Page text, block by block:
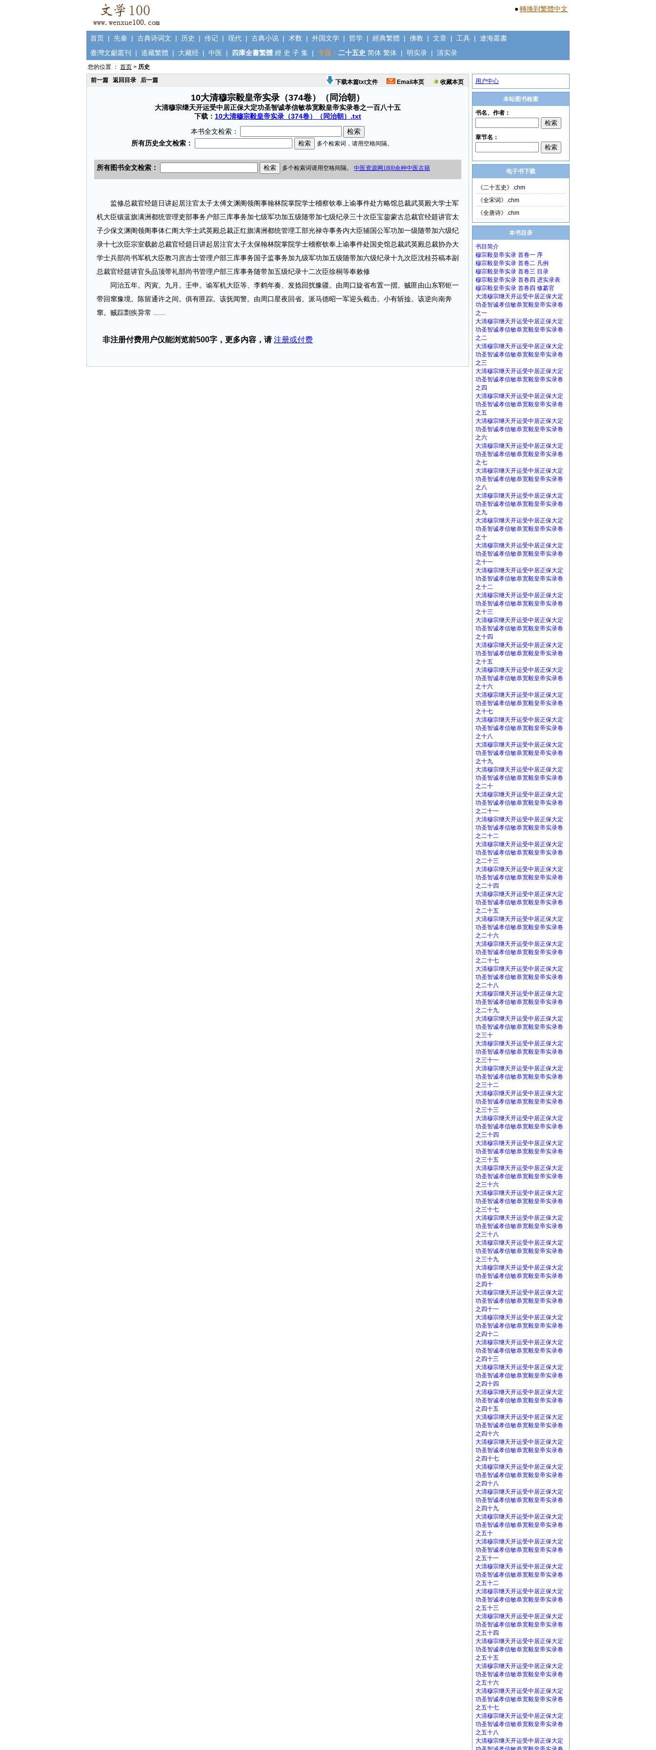
●轉換到繁體中文
首页 | 先秦 | 古典诗词文 | 历史 | 传记 | 现代 | 古典小说 | 术数 | 外国文学 | 哲学 | 經典繁體 | 佛教 | 文章 | 工具 | 遼海叢書
臺灣文獻叢刊
| 道藏繁體 | 大藏经 | 中医 | 四庫全書繁體 經 史 子 集 | 专题： 二十五史 简体 繁体 | 明实录 | 清实录
您的位置 ： 首页 > 历史
前一篇
返回目录 后一篇 下载本篇txt文件 Email本页 收藏本页
10大清穆宗毅皇帝实录（374卷）（同治朝）
大清穆宗继天开运受中居正保大定功圣智诚孝信敏恭宽毅皇帝实录卷之一百八十五
下载： 10大清穆宗毅皇帝实录（374卷）（同治朝）.txt
本书全文检索：
监修总裁官经筵日讲起居注官太子太傅文渊阁领阁事翰林院掌院学士稽察钦奉上谕事件处方略馆总裁武英殿大学士军
机大臣镶蓝旗满洲都统管理吏部事务户部三库事务加七级军功加五级随带加七级纪录三十次臣宝鋆蒙古总裁官经筵讲官太
子少保文渊阁领阁事体仁阁大学士武英殿总裁正红旗满洲都统管理工部光禄寺事务内大臣辅国公军功加一级随带加六级纪
录十七次臣宗室载龄总裁官经筵日讲起居注官太子太保翰林院掌院学士稽察钦奉上谕事件处国史馆总裁武英殿总裁协办大
学士兵部尚书军机大臣教习庶吉士管理户部三库事务国子监事务加九级军功加五级随带加六级纪录十九次臣沈桂芬稿本副
总裁官经筵讲官头品顶带礼部尚书管理户部三库事务随带加五级纪录十二次臣徐桐等奉敕修
同治五年。丙寅。九月。壬申。谕军机大臣等、李鹤年奏、发捻回扰豫疆。由周口旋省布置一摺。贼匪由山东郓钜一
带回窜豫境。陈留通许之间。俱有匪踪。该抚闻警。由周口星夜回省。派马德昭一军迎头截击。小有斩捦。该逆向南奔
窜。贼踪剽疾异常 ......
非注册付费用户仅能浏览前500字，更多内容，请 注册或付费
用户中心
本站图书检索
电子书下载
《二十五史》.chm
《全宋词》.chm
《全唐诗》.chm
本书目录
书目简介
穆宗毅皇帝实录 首卷一 序
穆宗毅皇帝实录 首卷二 凡例
穆宗毅皇帝实录 首卷三 目录
穆宗毅皇帝实录 首卷四 进实录表
穆宗毅皇帝实录 首卷四 修纂官
大清穆宗继天开运受中居正保大定
功圣智诚孝信敏恭宽毅皇帝实录卷
之一
大清穆宗继天开运受中居正保大定
功圣智诚孝信敏恭宽毅皇帝实录卷
之二
大清穆宗继天开运受中居正保大定
功圣智诚孝信敏恭宽毅皇帝实录卷
之三
大清穆宗继天开运受中居正保大定
功圣智诚孝信敏恭宽毅皇帝实录卷
之四
大清穆宗继天开运受中居正保大定
功圣智诚孝信敏恭宽毅皇帝实录卷
之五
大清穆宗继天开运受中居正保大定
功圣智诚孝信敏恭宽毅皇帝实录卷
之六
大清穆宗继天开运受中居正保大定
功圣智诚孝信敏恭宽毅皇帝实录卷
之七
大清穆宗继天开运受中居正保大定
功圣智诚孝信敏恭宽毅皇帝实录卷
之八
大清穆宗继天开运受中居正保大定
功圣智诚孝信敏恭宽毅皇帝实录卷
之九
大清穆宗继天开运受中居正保大定
功圣智诚孝信敏恭宽毅皇帝实录卷
之十
大清穆宗继天开运受中居正保大定
功圣智诚孝信敏恭宽毅皇帝实录卷
之十一
大清穆宗继天开运受中居正保大定
功圣智诚孝信敏恭宽毅皇帝实录卷
之十二
大清穆宗继天开运受中居正保大定
功圣智诚孝信敏恭宽毅皇帝实录卷
之十三
大清穆宗继天开运受中居正保大定
功圣智诚孝信敏恭宽毅皇帝实录卷
之十四
大清穆宗继天开运受中居正保大定
功圣智诚孝信敏恭宽毅皇帝实录卷
之十五
大清穆宗继天开运受中居正保大定
功圣智诚孝信敏恭宽毅皇帝实录卷
之十六
大清穆宗继天开运受中居正保大定
功圣智诚孝信敏恭宽毅皇帝实录卷
之十七
大清穆宗继天开运受中居正保大定
功圣智诚孝信敏恭宽毅皇帝实录卷
之十八
大清穆宗继天开运受中居正保大定
功圣智诚孝信敏恭宽毅皇帝实录卷
之十九
大清穆宗继天开运受中居正保大定
功圣智诚孝信敏恭宽毅皇帝实录卷
之二十
大清穆宗继天开运受中居正保大定
功圣智诚孝信敏恭宽毅皇帝实录卷
之二十一
大清穆宗继天开运受中居正保大定
功圣智诚孝信敏恭宽毅皇帝实录卷
之二十二
大清穆宗继天开运受中居正保大定
功圣智诚孝信敏恭宽毅皇帝实录卷
之二十三
大清穆宗继天开运受中居正保大定
功圣智诚孝信敏恭宽毅皇帝实录卷
之二十四
大清穆宗继天开运受中居正保大定
功圣智诚孝信敏恭宽毅皇帝实录卷
之二十五
大清穆宗继天开运受中居正保大定
功圣智诚孝信敏恭宽毅皇帝实录卷
之二十六
大清穆宗继天开运受中居正保大定
功圣智诚孝信敏恭宽毅皇帝实录卷
之二十七
大清穆宗继天开运受中居正保大定
功圣智诚孝信敏恭宽毅皇帝实录卷
之二十八
大清穆宗继天开运受中居正保大定
功圣智诚孝信敏恭宽毅皇帝实录卷
之二十九
大清穆宗继天开运受中居正保大定
功圣智诚孝信敏恭宽毅皇帝实录卷
之三十
大清穆宗继天开运受中居正保大定
功圣智诚孝信敏恭宽毅皇帝实录卷
之三十一
大清穆宗继天开运受中居正保大定
功圣智诚孝信敏恭宽毅皇帝实录卷
之三十二
大清穆宗继天开运受中居正保大定
功圣智诚孝信敏恭宽毅皇帝实录卷
之三十三
大清穆宗继天开运受中居正保大定
功圣智诚孝信敏恭宽毅皇帝实录卷
之三十四
大清穆宗继天开运受中居正保大定
功圣智诚孝信敏恭宽毅皇帝实录卷
之三十五
大清穆宗继天开运受中居正保大定
功圣智诚孝信敏恭宽毅皇帝实录卷
之三十六
大清穆宗继天开运受中居正保大定
功圣智诚孝信敏恭宽毅皇帝实录卷
之三十七
大清穆宗继天开运受中居正保大定
功圣智诚孝信敏恭宽毅皇帝实录卷
之三十八
大清穆宗继天开运受中居正保大定
功圣智诚孝信敏恭宽毅皇帝实录卷
之三十九
大清穆宗继天开运受中居正保大定
功圣智诚孝信敏恭宽毅皇帝实录卷
之四十
大清穆宗继天开运受中居正保大定
功圣智诚孝信敏恭宽毅皇帝实录卷
之四十一
大清穆宗继天开运受中居正保大定
功圣智诚孝信敏恭宽毅皇帝实录卷
之四十二
大清穆宗继天开运受中居正保大定
功圣智诚孝信敏恭宽毅皇帝实录卷
之四十三
大清穆宗继天开运受中居正保大定
功圣智诚孝信敏恭宽毅皇帝实录卷
之四十四
大清穆宗继天开运受中居正保大定
功圣智诚孝信敏恭宽毅皇帝实录卷
之四十五
大清穆宗继天开运受中居正保大定
功圣智诚孝信敏恭宽毅皇帝实录卷
之四十六
大清穆宗继天开运受中居正保大定
功圣智诚孝信敏恭宽毅皇帝实录卷
之四十七
大清穆宗继天开运受中居正保大定
功圣智诚孝信敏恭宽毅皇帝实录卷
之四十八
大清穆宗继天开运受中居正保大定
功圣智诚孝信敏恭宽毅皇帝实录卷
之四十九
大清穆宗继天开运受中居正保大定
功圣智诚孝信敏恭宽毅皇帝实录卷
之五十
大清穆宗继天开运受中居正保大定
功圣智诚孝信敏恭宽毅皇帝实录卷
之五十一
大清穆宗继天开运受中居正保大定
功圣智诚孝信敏恭宽毅皇帝实录卷
之五十二
大清穆宗继天开运受中居正保大定
功圣智诚孝信敏恭宽毅皇帝实录卷
之五十三
大清穆宗继天开运受中居正保大定
功圣智诚孝信敏恭宽毅皇帝实录卷
之五十四
大清穆宗继天开运受中居正保大定
功圣智诚孝信敏恭宽毅皇帝实录卷
之五十五
大清穆宗继天开运受中居正保大定
功圣智诚孝信敏恭宽毅皇帝实录卷
之五十六
大清穆宗继天开运受中居正保大定
功圣智诚孝信敏恭宽毅皇帝实录卷
之五十七
大清穆宗继天开运受中居正保大定
功圣智诚孝信敏恭宽毅皇帝实录卷
之五十八
大清穆宗继天开运受中居正保大定